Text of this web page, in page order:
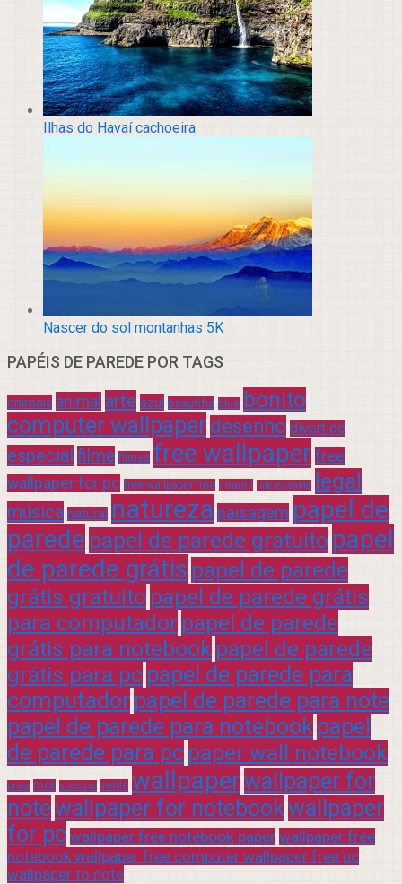
Ilhas do Havaí cachoeira
Nascer do sol montanhas 5K
PAPÉIS DE PAREDE POR TAGS
animais animal arte azul beautiful blue bonito
computer wallpaper desenho divertido
especial filme filmes free wallpaper free
wallpaper for pc free wallpaper free infantil interessante legal
música natural natureza paisagem papel de
parede papel de parede gratuito papel
de parede grátis papel de parede
grátis gratuito papel de parede grátis
para computador papel de parede
grátis para notebook papel de parede
grátis para pc papel de parede para
computador papel de parede para note
papel de parede para notebook papel
de parede para pc paper wall notebook
praia rock sucesso verde wallpaperwallpaper for
notewallpaper for notebookwallpaper
for pc wallpaper free notebook paper wallpaper free
notebook wallpaper free computer wallpaper free pc
wallpaper to note